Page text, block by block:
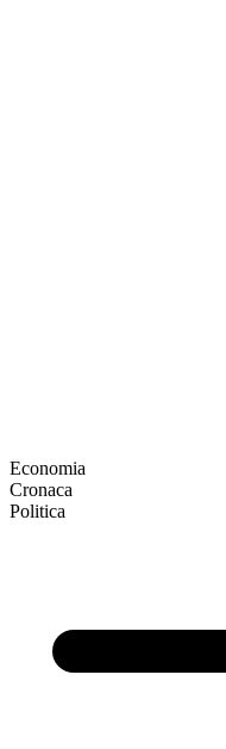
Economia
Cronaca
Politica